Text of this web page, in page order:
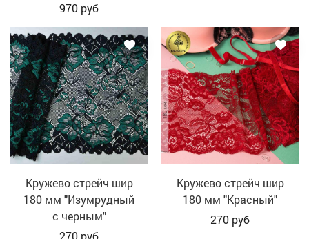
970 руб
Кружево стрейч шир
180 мм "Изумрудный
с черным"
270 руб
Кружево стрейч шир
180 мм "Красный"
270 руб